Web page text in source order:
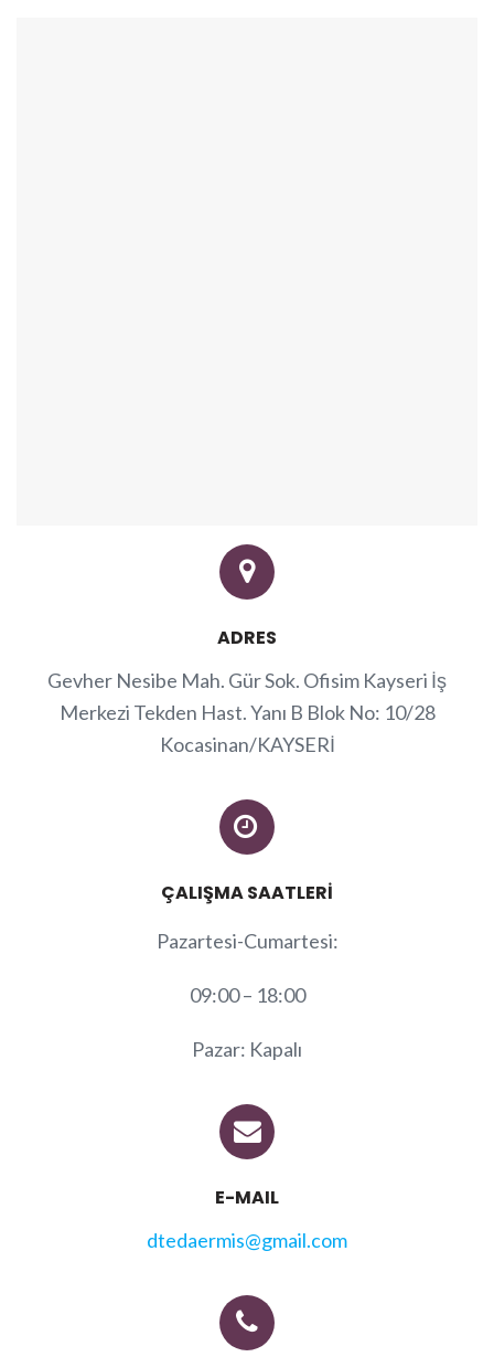
ADRES
Gevher Nesibe Mah. Gür Sok. Ofisim Kayseri İş
Merkezi Tekden Hast. Yanı B Blok No: 10/28
Kocasinan/KAYSERİ
ÇALIŞMA SAATLERİ
Pazartesi-Cumartesi:
09:00 – 18:00
Pazar: Kapalı
E-MAIL
dtedaermis@gmail.com